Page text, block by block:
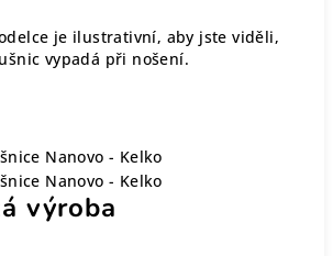
je ilustrativní, aby jste viděli,
vypadá při nošení.
výroba